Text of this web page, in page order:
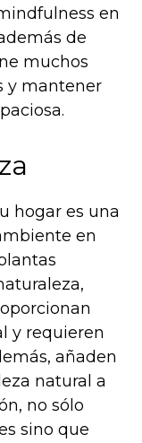
en
de
muchos
y mantener
hogar es una
en
y requieren
añaden
natural a
no sólo
sino que